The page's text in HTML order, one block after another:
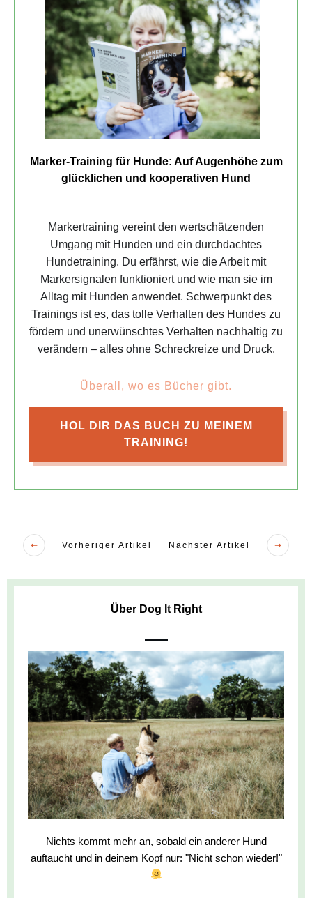
Marker-Training für Hunde: Auf Augenhöhe zum
glücklichen und kooperativen Hund
Markertraining vereint den wertschätzenden
Umgang mit Hunden und ein durchdachtes
Hundetraining. Du erfährst, wie die Arbeit mit
Markersignalen funktioniert und wie man sie im
Alltag mit Hunden anwendet. Schwerpunkt des
Trainings ist es, das tolle Verhalten des Hundes zu
fördern und unerwünschtes Verhalten nachhaltig zu
verändern – alles ohne Schreckreize und Druck.
Überall, wo es Bücher gibt.
HOL DIR DAS BUCH ZU MEINEM
TRAINING!
Vorheriger Artikel Nächster Artikel
Über Dog It Right
Nichts kommt mehr an, sobald ein anderer Hund
auftaucht und in deinem Kopf nur: "Nicht schon wieder!"